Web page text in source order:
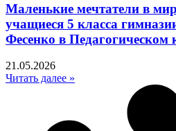
Маленькие мечтатели в
учащиеся 5 класса
Фесенко в Педагогическом
21.05.2026
Читать далее »